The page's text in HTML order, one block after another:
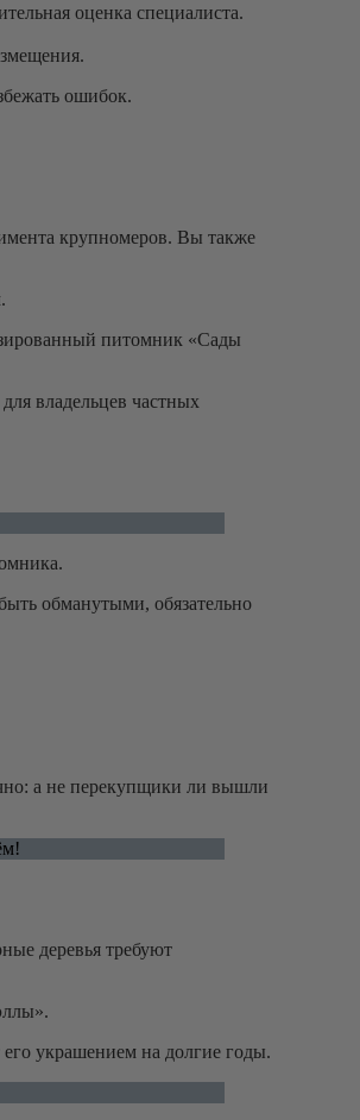
оценка специалиста.
ошибок.
крупномеров. Вы также
питомник «Сады
владельцев частных
обманутыми, обязательно
а не перекупщики ли вышли
деревья требуют
украшением на долгие годы.